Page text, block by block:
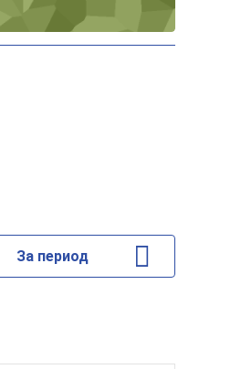
За период